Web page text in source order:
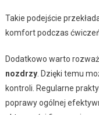
Takie podejście
komfort podczas
Dodatkowo warto
nozdrzy. Dzięki temu
kontroli. Regularne
poprawy ogólnej